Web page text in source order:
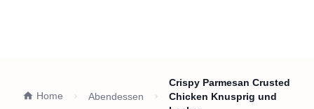
Home Abendessen
Crispy Parmesan Crusted
Chicken Knusprig und